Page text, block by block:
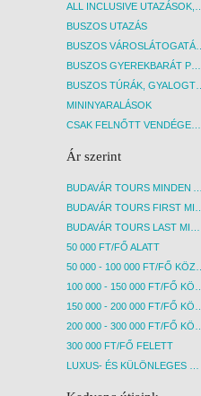
ALL INCLUSIVE
BUSZOS UTAZÁS
BUSZOS
BUSZOS GYEREKBARÁT PROGRAMOK
BUSZOS
MININYARALÁSOK
CSAK FELNŐTT VENDÉGEKET FOGADÓ SZÁLLÁSOK
Ár szerint
BUDAVÁR TOURS MINDEN AKCIÓS ÚT
BUDAVÁR TOURS
BUDAVÁR TOURS LAST MINUTE AKCIÓS UTAK
50 000 FT/FŐ ALATT
50 000 - 100
100 000 - 150
150 000 - 200
200 000 - 300
300 000 FT/FŐ FELETT
LUXUS- ÉS KÜLÖNLEGES UTAK